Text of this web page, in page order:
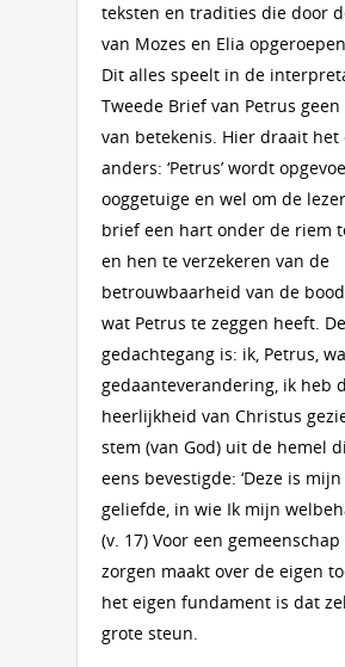
teksten en tradities die door
van Mozes en Elia
Dit alles speelt in de
Tweede Brief van Petrus
van betekenis. Hier draait het
anders: ‘Petrus’ wordt
ooggetuige en wel om de
brief een hart onder de riem
en hen te verzekeren van de
betrouwbaarheid van de
wat Petrus te zeggen heeft. De
gedachtegang is: ik, Petrus,
gedaanteverandering, ik heb
heerlijkheid van Christus
stem (van God) uit de hemel
eens bevestigde: ‘Deze is
geliefde, in wie Ik mijn
(v. 17) Voor een
zorgen maakt over de eigen
het eigen fundament is dat
grote steun.